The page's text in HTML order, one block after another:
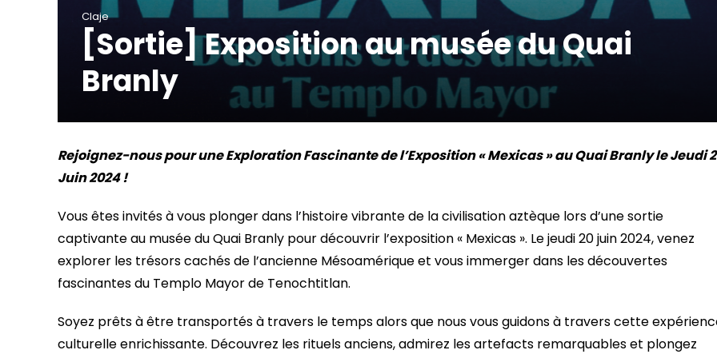
Claje
[Sortie] Exposition au musée du Quai
Branly
Rejoignez-nous pour une Exploration Fascinante de l’Exposition « Mexicas » au Quai Branly le Jeudi
Juin 2024 !
Vous êtes invités à vous plonger dans l’histoire vibrante de la civilisation aztèque lors d’une sortie
captivante au musée du Quai Branly pour découvrir l’exposition « Mexicas ». Le jeudi 20 juin 2024, venez
explorer les trésors cachés de l’ancienne Mésoamérique et vous immerger dans les découvertes
fascinantes du Templo Mayor de Tenochtitlan.
Soyez prêts à être transportés à travers le temps alors que nous vous guidons à travers cette
culturelle enrichissante. Découvrez les rituels anciens, admirez les artefacts remarquables et plongez